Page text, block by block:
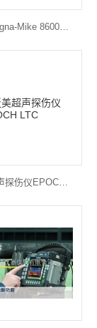
美国泛美Magna-Mike 8600便携式测厚仪
美国泛美超声探伤仪EPOCH LTC